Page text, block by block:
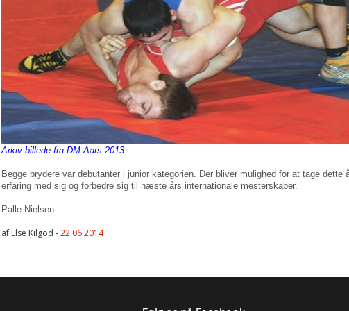
Arkiv billede fra DM Aars 2013
Begge brydere var debutanter i junior kategorien. Der bliver mulighed for at tage dette
erfaring med sig og forbedre sig til næste års internationale mesterskaber.
Palle Nielsen
af Else Kilgod -22.06.2014